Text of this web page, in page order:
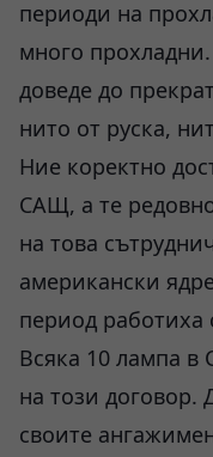
периоди на
много
доведе до
нито от руска,
Ние коректно
САЩ, а те
на това
американски
период работиха
Всяка 10 лампа
на този договор.
своите